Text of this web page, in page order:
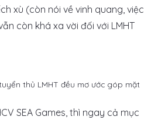
xù (còn nói về vinh quang, việc
còn khá xa vời đối với LMHT
thủ LMHT đều mơ ước góp mặt
SEA Games, thì ngay cả mục